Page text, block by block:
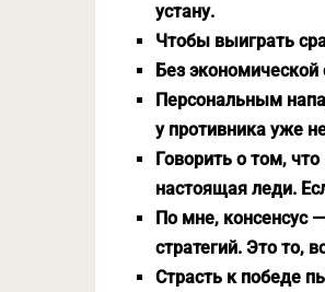
устану.
Чтобы выиграть
Без
Персональным
у противника уже
Говорить о том,
настоящая леди.
По мне, консенсус
стратегий. Это то,
Страсть к победе